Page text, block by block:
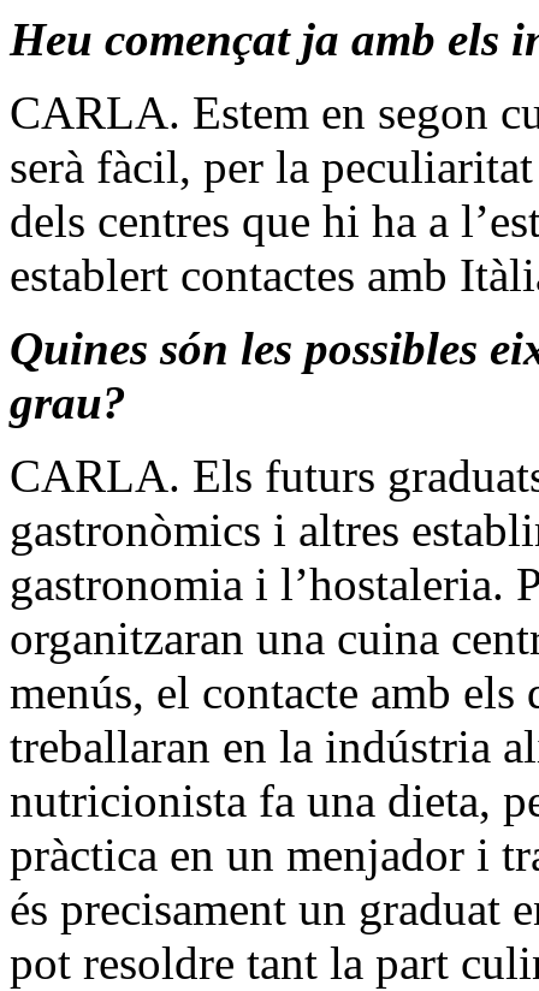
Heu començat ja amb els
CARLA. Estem en segon
serà fàcil, per la
dels centres que hi ha a
establert contactes amb
Quines són les possibles
grau?
CARLA. Els futurs
gastronòmics i altres
gastronomia i l’hostaleria.
organitzaran una cuina
menús, el contacte amb
treballaran en la indústria
nutricionista fa una dieta,
pràctica en un menjador i
és precisament un graduat
pot resoldre tant la part